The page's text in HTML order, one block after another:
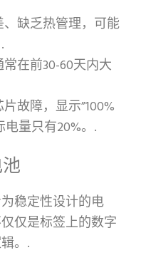
缺乏热管理，可能
在前30-60天内大
片故障，显示”100%
量只有20%。.
稳定性设计的电
仅是标签上的数字
。.